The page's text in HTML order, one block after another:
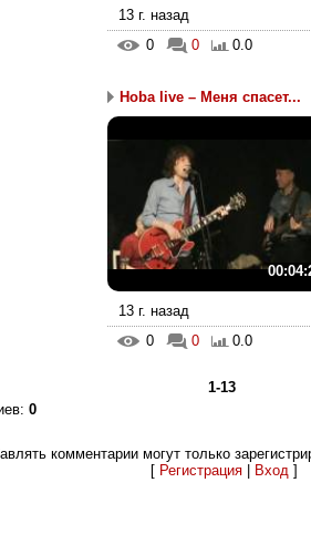
13 г. назад
0
0 0.0
Hoba live – Меня спасет...
13 г. назад
0
0 0.0
1-13
: 0
комментарии могут только
[ Регистрация| Вход ]